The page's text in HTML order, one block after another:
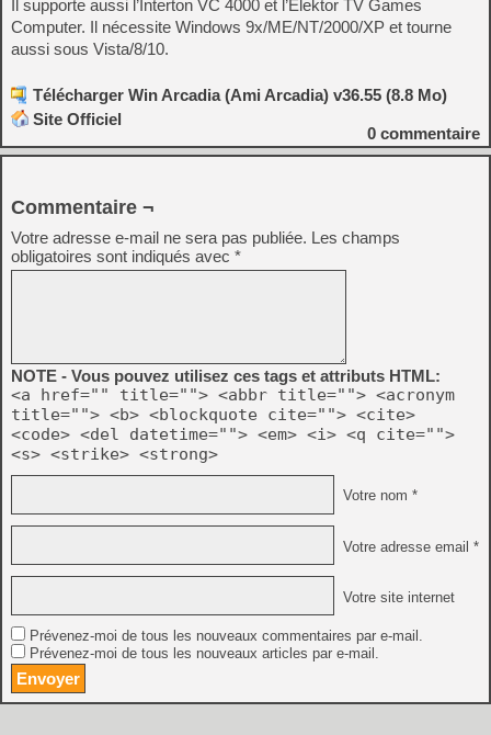
Il supporte aussi l’Interton VC 4000 et l’Elektor TV Games
Computer. Il nécessite Windows 9x/ME/NT/2000/XP et tourne
aussi sous Vista/8/10.
Télécharger Win Arcadia (Ami Arcadia) v36.55 (8.8 Mo)
Site Officiel
0 commentaire
Commentaire ¬
Votre adresse e-mail ne sera pas publiée. Les champs
obligatoires sont indiqués avec *
NOTE - Vous pouvez utilisez ces tags et attributs HTML:
<a href="" title=""> <abbr title=""> <acronym
title=""> <b> <blockquote cite=""> <cite>
<code> <del datetime=""> <em> <i> <q cite="">
<s> <strike> <strong>
Votre nom *
Votre adresse email *
Votre site internet
Prévenez-moi de tous les nouveaux commentaires par e-mail.
Prévenez-moi de tous les nouveaux articles par e-mail.